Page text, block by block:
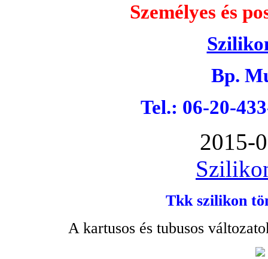
Személyes és
Bp.
Tel.: 06-20-
2015-
Tkk szilikon
A kartusos és tubusos